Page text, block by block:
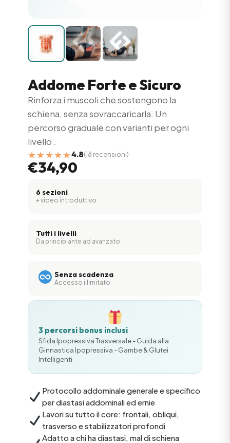
Addome Forte e Sicuro
Rinforza i muscoli che sostengono la
schiena, senza sovraccaricarla. Un
percorso graduale con varianti per ogni
livello .
★★★★★4.8(18 recensioni)
€34,90
6 sezioni
+ video introduttivo
Tutti i livelli
Da principiante ad avanzato
Senza scadenza
Accesso illimitato
3 percorsi bonus inclusi
Sfida Ipopressiva Trasversale - Guida alla
Ginnastica Ipopressiva - Gambe & Glutei
Intelligenti
Protocollo addominale generale e specifico
per diastasi addominali ed ernie
Lavori su tutto il core: frontali, obliqui,
trasverso e stabilizzatori profondi
Adatto a chi ha diastasi, mal di schiena